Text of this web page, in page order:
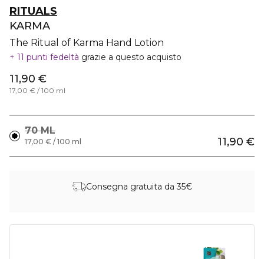
RITUALS
KARMA
The Ritual of Karma Hand Lotion
11 punti fedeltà grazie a questo acquisto
11,90 €
17,00 € / 100 ml
70 ML
11,90 €
17,00 € / 100 ml
Consegna gratuita da 35€